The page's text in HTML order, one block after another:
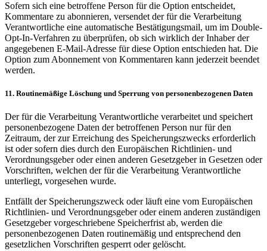
Sofern sich eine betroffene Person für die Option entscheidet,
Kommentare zu abonnieren, versendet der für die Verarbeitung
Verantwortliche eine automatische Bestätigungsmail, um im Double-
Opt-In-Verfahren zu überprüfen, ob sich wirklich der Inhaber der
angegebenen E-Mail-Adresse für diese Option entschieden hat. Die
Option zum Abonnement von Kommentaren kann jederzeit beendet
werden.
11. Routinemäßige Löschung und Sperrung von personenbezogenen Daten
Der für die Verarbeitung Verantwortliche verarbeitet und speichert
personenbezogene Daten der betroffenen Person nur für den
Zeitraum, der zur Erreichung des Speicherungszwecks erforderlich
ist oder sofern dies durch den Europäischen Richtlinien- und
Verordnungsgeber oder einen anderen Gesetzgeber in Gesetzen oder
Vorschriften, welchen der für die Verarbeitung Verantwortliche
unterliegt, vorgesehen wurde.
Entfällt der Speicherungszweck oder läuft eine vom Europäischen
Richtlinien- und Verordnungsgeber oder einem anderen zuständigen
Gesetzgeber vorgeschriebene Speicherfrist ab, werden die
personenbezogenen Daten routinemäßig und entsprechend den
gesetzlichen Vorschriften gesperrt oder gelöscht.